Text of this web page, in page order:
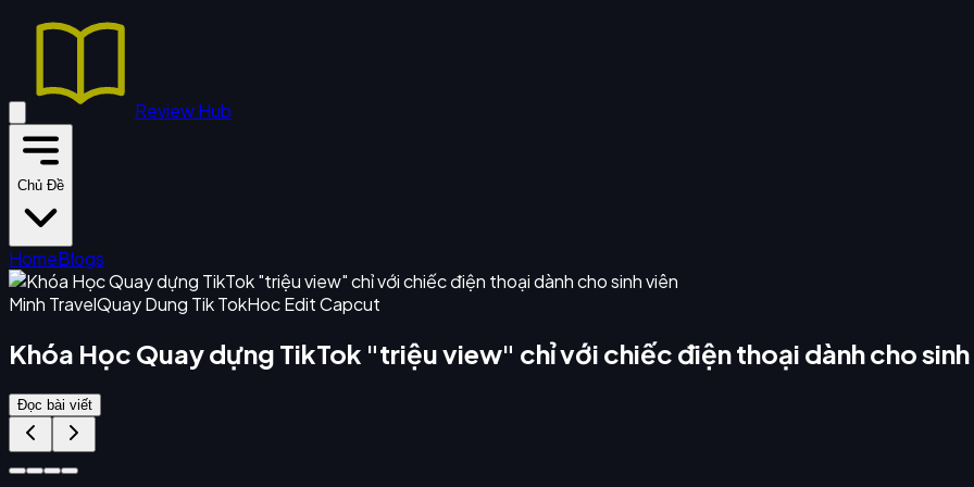
Review Hub
Chủ Đề
HomeBlogs
Minh TravelQuay Dung Tik TokHoc Edit Capcut
Khóa Học Quay dựng TikTok "triệu view" chỉ với chiếc điện thoại dành cho
Đọc bài viết